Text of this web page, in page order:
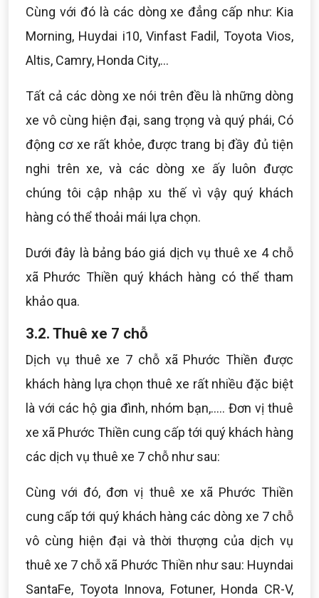
Cùng với đó là các dòng xe đẳng cấp như: Kia
Morning, Huydai i10, Vinfast Fadil, Toyota Vios,
Altis, Camry, Honda City,...
Tất cả các dòng xe nói trên đều là những dòng
xe vô cùng hiện đại, sang trọng và quý phái, Có
động cơ xe rất khỏe, được trang bị đầy đủ tiện
nghi trên xe, và các dòng xe ấy luôn được
chúng tôi cập nhập xu thế vì vậy quý khách
hàng có thể thoải mái lựa chọn.
Dưới đây là bảng báo giá dịch vụ thuê xe 4 chỗ
xã Phước Thiền quý khách hàng có thể tham
khảo qua.
3.2. Thuê xe 7 chỗ
Dịch vụ thuê xe 7 chỗ xã Phước Thiền được
khách hàng lựa chọn thuê xe rất nhiều đặc biệt
là với các hộ gia đình, nhóm bạn,..... Đơn vị thuê
xe xã Phước Thiền cung cấp tới quý khách hàng
các dịch vụ thuê xe 7 chỗ như sau:
Cùng với đó, đơn vị thuê xe xã Phước Thiền
cung cấp tới quý khách hàng các dòng xe 7 chỗ
vô cùng hiện đại và thời thượng của dịch vụ
thuê xe 7 chỗ xã Phước Thiền như sau: Huyndai
SantaFe, Toyota Innova, Fotuner, Honda CR-V,